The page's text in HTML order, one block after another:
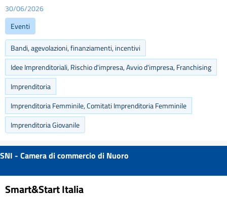
30/06/2026
Eventi
Bandi, agevolazioni, finanziamenti, incentivi
Idee Imprenditoriali, Rischio d'impresa, Avvio d'impresa, Franchising
Imprenditoria
Imprenditoria Femminile, Comitati Imprenditoria Femminile
Imprenditoria Giovanile
SNI - Camera di commercio di Nuoro
Smart&Start Italia